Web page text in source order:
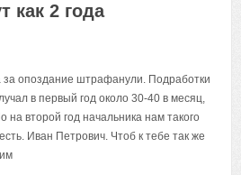
как 2 года
за опоздание штрафанули. Подработки
в первый год около 30-40 в месяц,
на второй год начальника нам такого
Иван Петрович. Чтоб к тебе так же